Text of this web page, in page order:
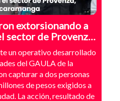
extorsionando a
sector de Provenza,
un operativo desarrollado
del GAULA de la
capturar a dos personas
de pesos exigidos a
La acción, resultado de